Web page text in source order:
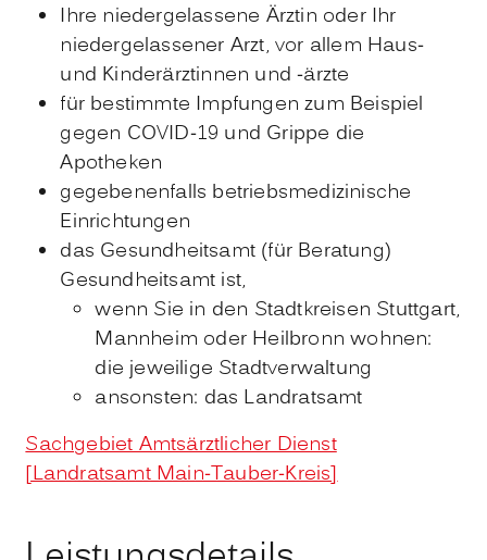
Ihre niedergelassene Ärztin oder Ihr
niedergelassener Arzt, vor allem Haus-
und Kinderärztinnen und -ärzte
für bestimmte Impfungen zum Beispiel
gegen COVID-19 und Grippe die
Apotheken
gegebenenfalls betriebsmedizinische
Einrichtungen
das Gesundheitsamt (für Beratung)
Gesundheitsamt ist,
wenn Sie in den Stadtkreisen Stuttgart,
Mannheim oder Heilbronn wohnen:
die jeweilige Stadtverwaltung
ansonsten: das Landratsamt
Sachgebiet Amtsärztlicher Dienst
[Landratsamt Main-Tauber-Kreis]